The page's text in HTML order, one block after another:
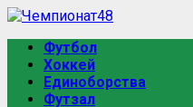
Футбол
Хоккей
Единоборства
Футзал